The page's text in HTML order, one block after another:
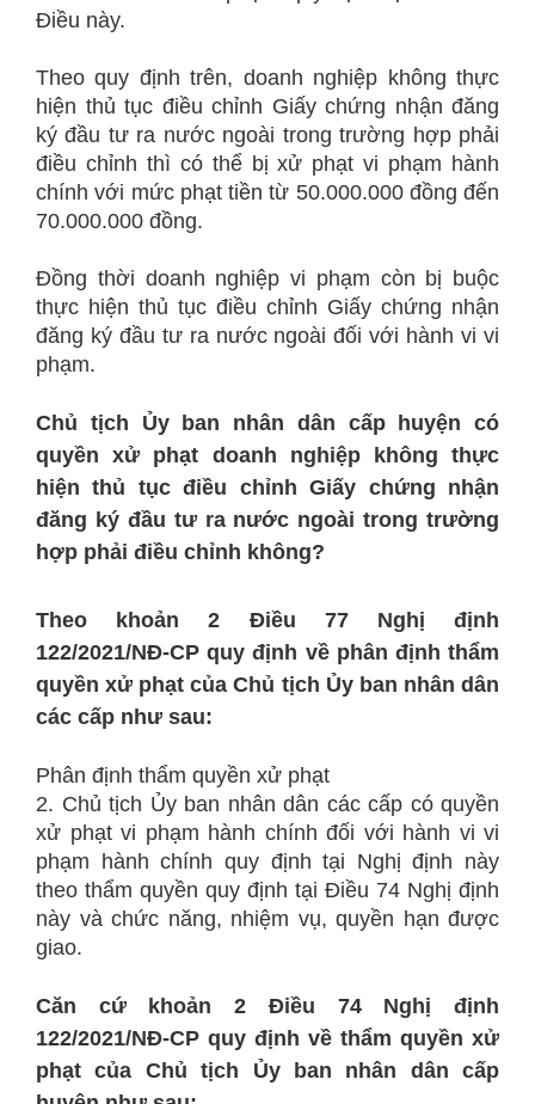
Điều này.
Theo quy định trên, doanh nghiệp không thực
hiện thủ tục điều chỉnh Giấy chứng nhận đăng
ký đầu tư ra nước ngoài trong trường hợp phải
điều chỉnh thì có thể bị xử phạt vi phạm hành
chính với mức phạt tiền từ 50.000.000 đồng đến
70.000.000 đồng.
Đồng thời doanh nghiệp vi phạm còn bị buộc
thực hiện thủ tục điều chỉnh Giấy chứng nhận
đăng ký đầu tư ra nước ngoài đối với hành vi vi
phạm.
Chủ tịch Ủy ban nhân dân cấp huyện có
quyền xử phạt doanh nghiệp không thực
hiện thủ tục điều chỉnh Giấy chứng nhận
đăng ký đầu tư ra nước ngoài trong trường
hợp phải điều chỉnh không?
Theo khoản 2 Điều 77 Nghị định
122/2021/NĐ-CP quy định về phân định thẩm
quyền xử phạt của Chủ tịch Ủy ban nhân dân
các cấp như sau:
Phân định thẩm quyền xử phạt
2. Chủ tịch Ủy ban nhân dân các cấp có quyền
xử phạt vi phạm hành chính đối với hành vi vi
phạm hành chính quy định tại Nghị định này
theo thẩm quyền quy định tại Điều 74 Nghị định
này và chức năng, nhiệm vụ, quyền hạn được
giao.
Căn cứ khoản 2 Điều 74 Nghị định
122/2021/NĐ-CP quy định về thẩm quyền xử
phạt của Chủ tịch Ủy ban nhân dân cấp